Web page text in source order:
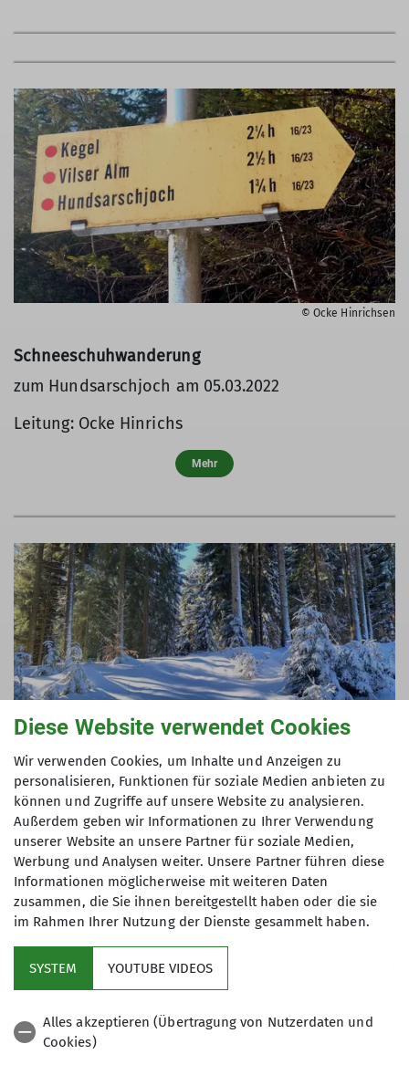
© Ocke Hinrichsen
Schneeschuhwanderung
zum Hundsarschjoch am 05.03.2022
Leitung: Ocke Hinrichs
Mehr
© Ocke Hinrichsen
Schneeschuhwanderung
zur Niederen und Hohen Bleick am 12.02.2022
Leitung: Ocke Hinrichs
Mehr
Der DAV
Diese Website verwendet Cookies
Wir verwenden Cookies, um Inhalte und Anzeigen zu
personalisieren, Funktionen für soziale Medien anbieten zu
können und Zugriffe auf unsere Website zu analysieren.
Außerdem geben wir Informationen zu Ihrer Verwendung
unserer Website an unsere Partner für soziale Medien,
Werbung und Analysen weiter. Unsere Partner führen diese
Informationen möglicherweise mit weiteren Daten
zusammen, die Sie ihnen bereitgestellt haben oder die sie
im Rahmen Ihrer Nutzung der Dienste gesammelt haben.
SYSTEM YOUTUBE VIDEOS
Alles akzeptieren (Übertragung von Nutzerdaten und
Cookies)